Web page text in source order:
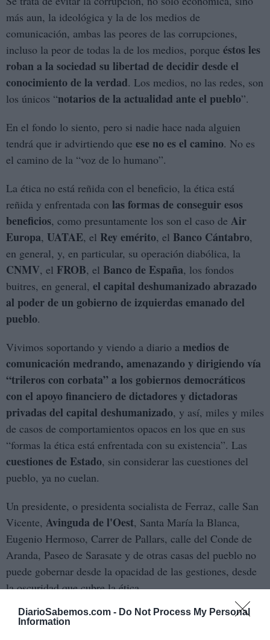
DiarioSabemos.com - Do Not Process My Personal
Information
más aun, la ideológica y la de los medios de
comunicación, ambas las peores de las corrupciones,
incluso la peor de todas la de los medios, porque éstos les
roban a la sociedad su libertad de decidir desde el
conocimiento de la verdad. Los medios, no las redes, son
los únicos “notarios de la actualidad ante el pueblo”.
En el fondo lo siento, pero si nadie hace nada alguien
tendrá que ir advirtiendo que ese no es el camino. No es
el camino de la “voz de lo humano”.
La ética no está reñida con el beneficio, la ética está
reñida y enfrentada con las formas de conseguir esos
beneficios, como presuntamente los son el caso de Air
Europa, UATAE, el Rey emérito, el Banco Cántabro,
en general, y, en particular, su operación diabólica, la
CNMV, el FROB, el Banco de España, los fondos
buitres, en general, el capital deshumanizado abrazado
al poder de un gobierno de izquierdas emanado del
pueblo.
Vivimos soportando y viendo a diario a medios de
comunicación medrando, amenazando y dirigiendo vía
“trileros con corbata” a los gobiernos democráticos
con el apoyo financiero de dictadores y dictadoras
privadas del capital deshumanizado, y así, miles y miles
de casos de comportamientos opacos en los que en sus
“formas la ética está enfrentada con su existencia”. Las
cuestiones de Estado, sin considerar las cuestiones del
pueblo, ya no cuelan.
Un presidente, o presidenta socialista de Ferraz, calle San
Vicente, Avinguda de l'Oest, Santa María la Blanca,
Eugenio Hermoso, Carrer de Pallars, calle del Conde de
Aranda, Paseo de Sarasate y de otras casas del pueblo no
puede gobernar desde la opacidad de las gestiones, desde
la oscuridad que cubre la ética.
EnMoncloa no hay ideología, y menos aún de